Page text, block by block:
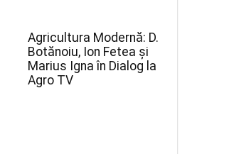
Agricultura Modernă: D.
Botănoiu, Ion Fetea și
Marius Igna în Dialog la
Agro TV